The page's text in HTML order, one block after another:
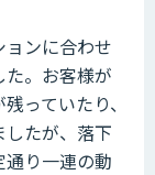
ンに合わせ
。お客様が
っていたり、
たが、落下
り一連の動